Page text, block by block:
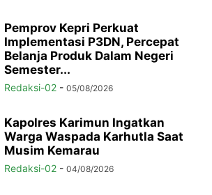
Pemprov Kepri Perkuat
Implementasi P3DN, Percepat
Belanja Produk Dalam Negeri
Semester...
Redaksi-02 - 05/08/2026
Kapolres Karimun Ingatkan
Warga Waspada Karhutla Saat
Musim Kemarau
Redaksi-02 - 04/08/2026